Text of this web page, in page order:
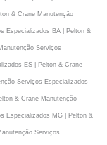
& Crane Manutenção
Especializados BA | Pelton &
Serviços
ES | Pelton & Crane
Serviços Especializados
& Crane Manutenção
Especializados MG | Pelton &
Serviços